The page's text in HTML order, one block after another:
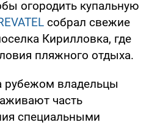
огородить купальную
собрал свежие
Кирилловка, где
пляжного отдыха.
рубежом владельцы
часть
специальными